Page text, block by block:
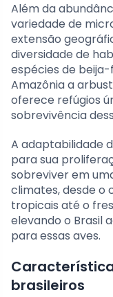
Além da
variedade de
extensão
diversidade de
espécies de
Amazônia a
oferece refúgios
sobrevivência
A adaptabilidade
para sua
sobreviver em
climates, desde o
tropicais até o
elevando o Brasil
para essas aves.
brasileiros